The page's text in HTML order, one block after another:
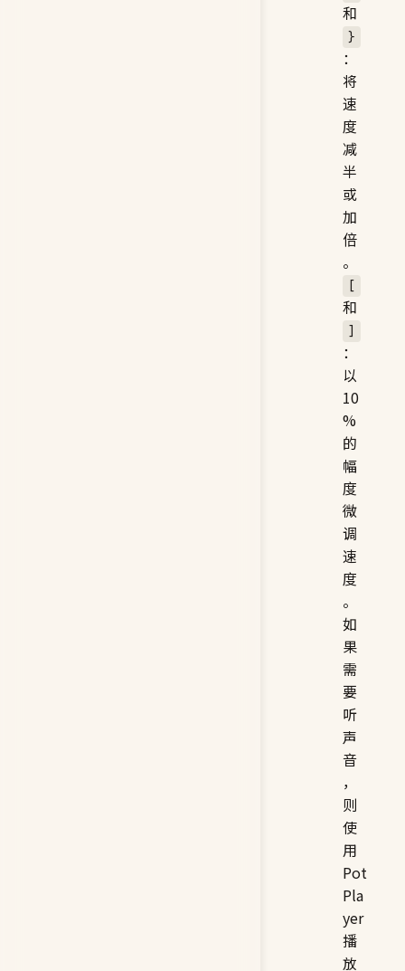
{
和
：
将
速
度
减
半
或
加
倍
。
[
和
：
以
10
%
的
幅
度
微
调
速
度
。
如
果
需
要
听
声
音
，
则
使
用
Pot
Pla
yer
播